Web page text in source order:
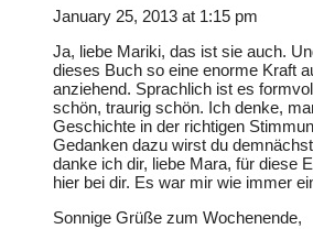
January 25, 2013 at 1:15 pm
Ja, liebe Mariki, das ist sie auch.
dieses Buch so eine enorme Kraft
anziehend. Sprachlich ist es
schön, traurig schön. Ich denke,
Geschichte in der richtigen
Gedanken dazu wirst du
danke ich dir, liebe Mara, für diese
hier bei dir. Es war mir wie immer
Sonnige Grüße zum Wochenende,